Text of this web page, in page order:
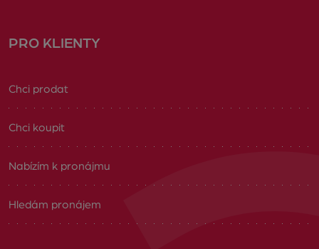
PRO KLIENTY
Chci prodat
Chci koupit
Nabízím k pronájmu
Hledám pronájem